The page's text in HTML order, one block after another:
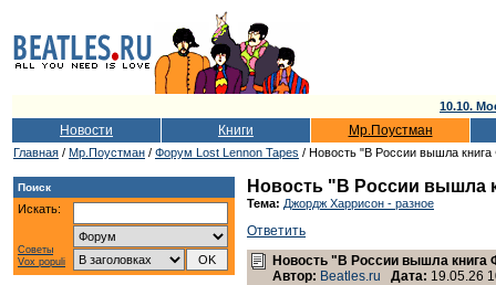
10.10.
Новости Книги Мр.Поустман
Главная / Мр.Поустман / Форум Lost Lennon Tapes / Новость "В России вышла
Поиск
Искать:
Советы
Vox populi
Новость "В России вышла
Тема: Джордж Харрисон - разное
Ответить
Новость "В России вышла
Автор: Beatles.ru Дата: 19.05.26